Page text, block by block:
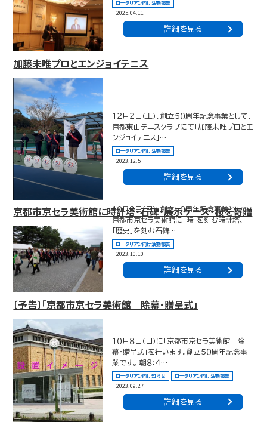
ロータリアン向け活動報告
2025.04.11
詳細を見る
加藤未唯プロとエンジョイテニス
１２月２日（土）、創立５０周年記念事業として、
京都東山テニスクラブにて「加藤未唯プロとエ
ンジョイテニス」…
ロータリアン向け活動報告
2023.12.5
詳細を見る
京都市京セラ美術館に時計塔・石碑・展示ケース・桜を寄贈
１０月８日（日）、創立５０周年記念事業として、
京都市京セラ美術館に「時」を刻む時計塔、
「歴史」を刻む石碑…
ロータリアン向け活動報告
2023.10.10
詳細を見る
〔予告〕「京都市京セラ美術館 除幕・贈呈式」
１０月８日（日）に「京都市京セラ美術館 除
幕・贈呈式」を行います。創立５０周年記念事
業です。 朝８：４…
ロータリアン向け知らせ ロータリアン向け活動報告
2023.09.27
詳細を見る